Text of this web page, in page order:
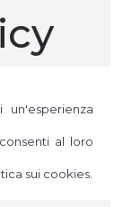
al loro
sui cookies.